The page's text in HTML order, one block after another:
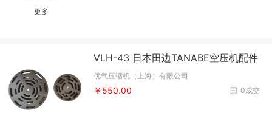
更多
VLH-43 日本田边TANABE空压机配件
优气压缩机（上海）有限公司
0成交
￥550.00